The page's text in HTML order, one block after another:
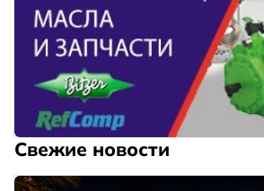
Свежие новости